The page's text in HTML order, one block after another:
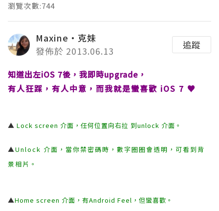
瀏覽次數:744
Maxine‧克妹
發佈於 2013.06.13
追蹤
知道出左iOS 7後，我即時upgrade，
有人狂踩，有人中意，而我就是蠻喜歡 iOS 7 ♥
▲ Lock screen 介面，任何位置向右拉 到unlock 介面。
▲Unlock 介面，當你禁密碼時，數字圈圈會透明，可看到背
景相片。
▲Home screen 介面，有Android Feel，但蠻喜歡。